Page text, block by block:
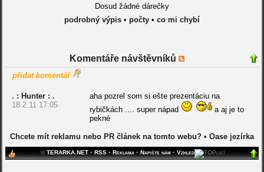
Dosud žádné dárečky
podrobný výpis• počty• co mi chybí
Komentáře návštěvníků
přidat komentář
. : Hunter : .
18.2.11 17:05
aha pozrel som si ešte prezentáciu na
rybičkách .... super nápad
a aj je to
pekné
Chcete mít reklamu nebo PR článek na tomto webu?• Oase jezírka
©TERARKA.NET• RSS• Reklama• Napište nám• Vzhled